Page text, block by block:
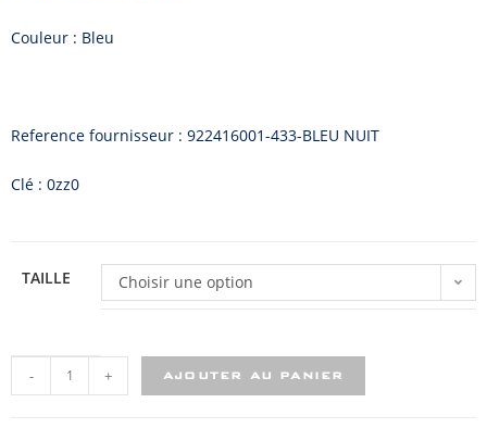
Couleur : Bleu
Reference fournisseur : 922416001-433-BLEU NUIT
Clé : 0zz0
TAILLE Choisir une option
- + AJOUTER AU PANIER